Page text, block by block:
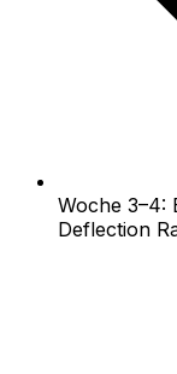
Woche 3–4:
Deflection